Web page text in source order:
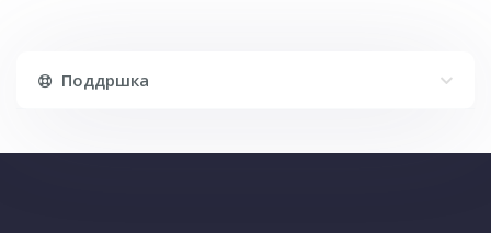
Поддршка